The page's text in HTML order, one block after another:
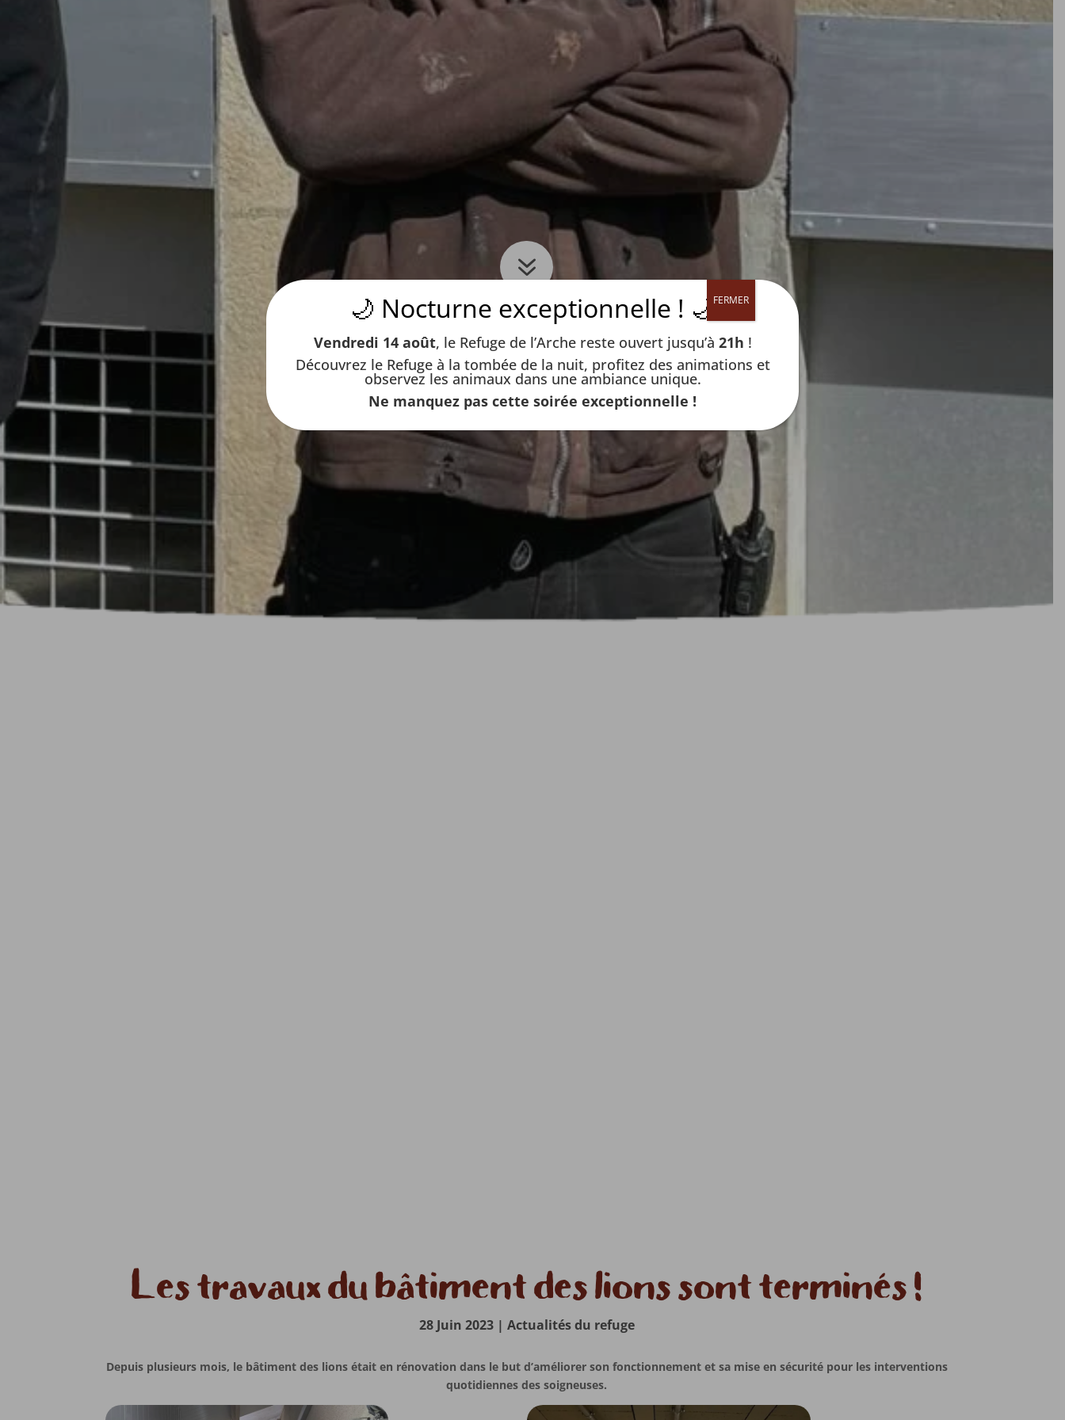
7
Les travaux du bâtiment des lions sont terminés !
28 Juin 2023| Actualités du refuge
Depuis plusieurs mois, le bâtiment des lions était en rénovation dans le but d’améliorer son fonctionnement et sa mise en sécurité pour les interventions
quotidiennes des soigneuses.
🌙 Nocturne exceptionnelle ! 🌙
Vendredi 14 août, le Refuge de l’Arche reste ouvert jusqu’à 21h !
Découvrez le Refuge à la tombée de la nuit, profitez des animations et
observez les animaux dans une ambiance unique.
Ne manquez pas cette soirée exceptionnelle !
FERMER